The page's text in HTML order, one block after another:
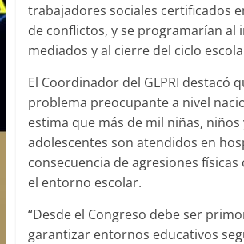
trabajadores sociales certificados
de conflictos, y se programarían al
mediados y al cierre del ciclo
El Coordinador del GLPRI destacó
problema preocupante a nivel
estima que más de mil niñas, niños
adolescentes son atendidos en
consecuencia de agresiones
el entorno escolar.
“Desde el Congreso debe ser
garantizar entornos educativos